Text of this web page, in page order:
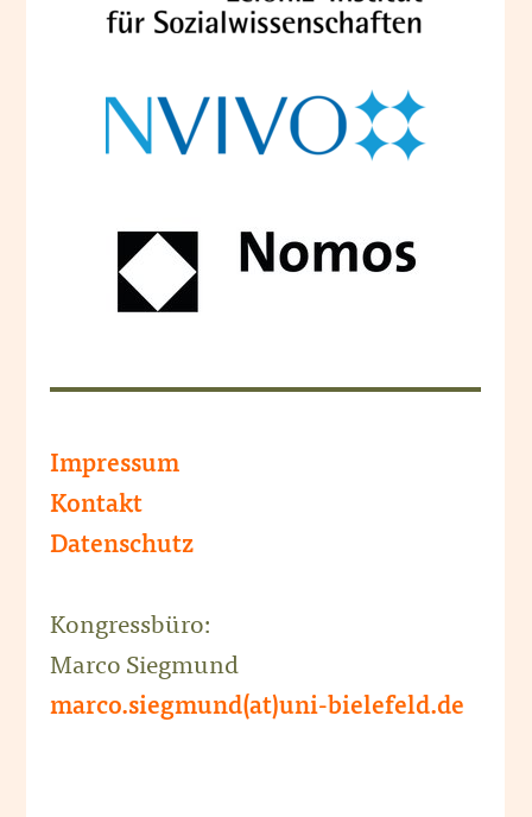
Impressum
Kontakt
Datenschutz
Kongressbüro:
Marco Siegmund
marco.siegmund(at)uni-bielefeld.de